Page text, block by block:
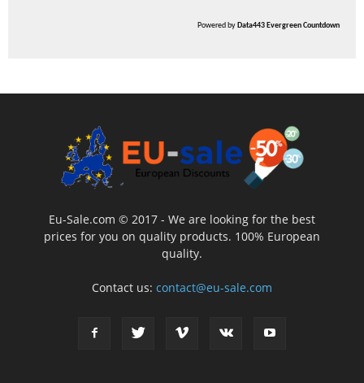
Powered byData443 Evergreen Countdown
Eu-Sale.com © 2017 - We are looking for the best
prices for you on quality products. 100% European
quality.
Contact us: contact@eu-sale.com